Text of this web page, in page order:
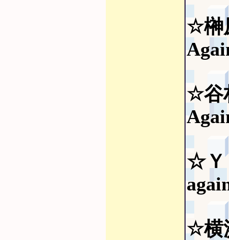
☆榊
☆谷
☆Ｙ
☆横